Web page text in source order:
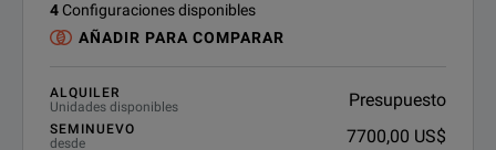
4 Configuraciones disponibles
AÑADIR PARA COMPARAR
ALQUILER
Unidades disponibles
Presupuesto
SEMINUEVO
desde
7700,00 US$